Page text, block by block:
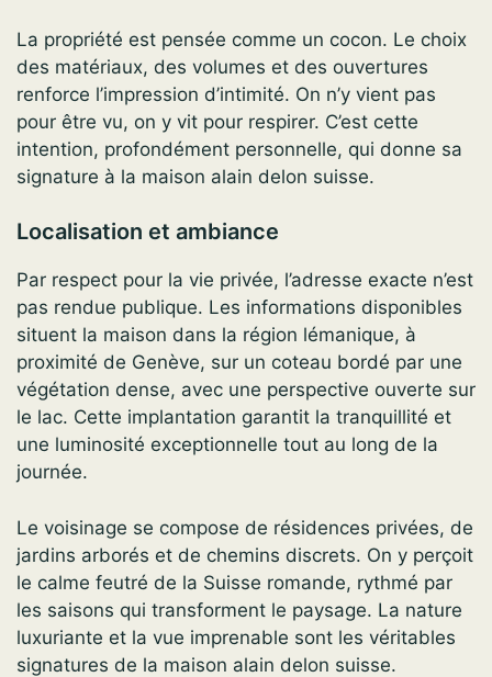
La propriété est pensée comme un cocon. Le choix
des matériaux, des volumes et des ouvertures
renforce l’impression d’intimité. On n’y vient pas
pour être vu, on y vit pour respirer. C’est cette
intention, profondément personnelle, qui donne sa
signature à la maison alain delon suisse.
Localisation et ambiance
Par respect pour la vie privée, l’adresse exacte n’est
pas rendue publique. Les informations disponibles
situent la maison dans la région lémanique, à
proximité de Genève, sur un coteau bordé par une
végétation dense, avec une perspective ouverte sur
le lac. Cette implantation garantit la tranquillité et
une luminosité exceptionnelle tout au long de la
journée.
Le voisinage se compose de résidences privées, de
jardins arborés et de chemins discrets. On y perçoit
le calme feutré de la Suisse romande, rythmé par
les saisons qui transforment le paysage. La nature
luxuriante et la vue imprenable sont les véritables
signatures de la maison alain delon suisse.